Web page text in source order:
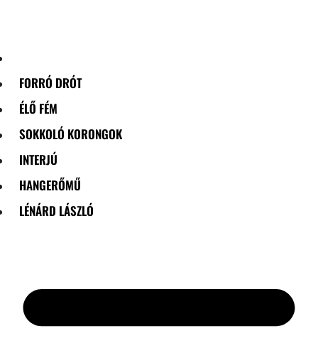
FORRÓ DRÓT
ÉLŐ FÉM
SOKKOLÓ KORONGOK
INTERJÚ
HANGERŐMŰ
LÉNÁRD LÁSZLÓ